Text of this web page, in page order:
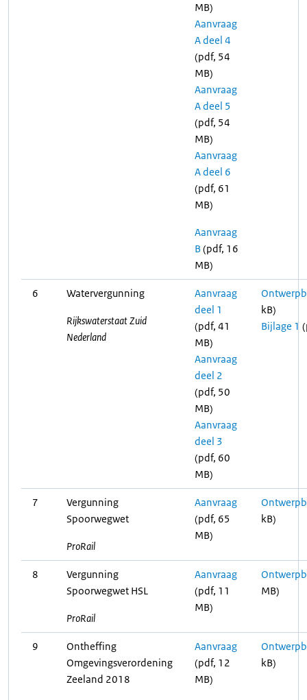
MB)
Aanvraag
A deel 4
(pdf, 54
MB)
Aanvraag
A deel 5
(pdf, 54
MB)
Aanvraag
A deel 6
(pdf, 61
MB)
Aanvraag
B(pdf, 16
MB)
6 Watervergunning
Rijkswaterstaat Zuid
Nederland
Aanvraag
deel 1
(pdf, 41
MB)
Aanvraag
deel 2
(pdf, 50
MB)
Aanvraag
deel 3
(pdf, 60
MB)
kB)
Bijlage 1
7
Vergunning
Spoorwegwet
ProRail
Aanvraag
(pdf, 65
MB)
kB)
8
Vergunning
Spoorwegwet HSL
ProRail
Aanvraag
(pdf, 11
MB)
MB)
9
Ontheffing
Omgevingsverordening
Zeeland 2018
Aanvraag
(pdf, 12
MB)
kB)